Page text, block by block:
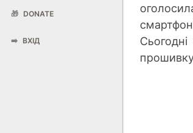
🎁 DONATE
➡️ ВХІД